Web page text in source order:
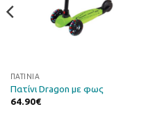
ΠΑΤΊΝΙΑ
Πατίνι Dragon με φως
64.90€